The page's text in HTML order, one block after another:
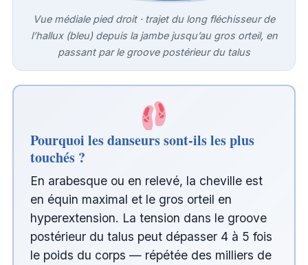
Vue médiale pied droit · trajet du long fléchisseur de
l’hallux (bleu) depuis la jambe jusqu’au gros orteil, en
passant par le groove postérieur du talus
Pourquoi les danseurs sont-ils les plus
touchés ?
En arabesque ou en relevé, la cheville est
en équin maximal et le gros orteil en
hyperextension. La tension dans le groove
postérieur du talus peut dépasser 4 à 5 fois
le poids du corps — répétée des milliers de